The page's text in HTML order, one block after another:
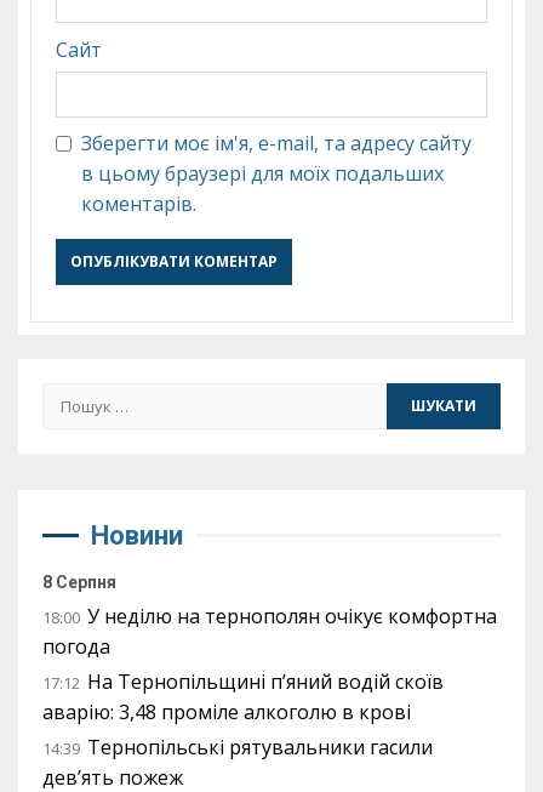
Сайт
Зберегти моє ім'я, e-mail, та адресу сайту
в цьому браузері для моїх подальших
коментарів.
Пошук:
Новини
8 Серпня
18:00 У неділю на тернополян очікує комфортна
погода
17:12 На Тернопільщині п’яний водій скоїв
аварію: 3,48 проміле алкоголю в крові
14:39 Тернопільські рятувальники гасили
дев’ять пожеж